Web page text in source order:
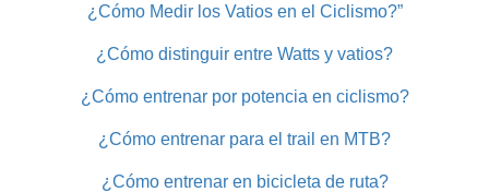
¿Cómo Medir los Vatios en el Ciclismo?”
¿Cómo distinguir entre Watts y vatios?
¿Cómo entrenar por potencia en ciclismo?
¿Cómo entrenar para el trail en MTB?
¿Cómo entrenar en bicicleta de ruta?